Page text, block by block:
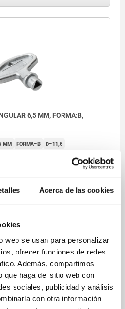
Acerca de las cookies
web se usan para personalizar
ofrecer funciones de redes
Además, compartimos
que haga del sitio web con
sociales, publicidad y análisis
con otra información
6,5 MM, FORMA:B,
MM FORMA=B D=11,6
DETALLES